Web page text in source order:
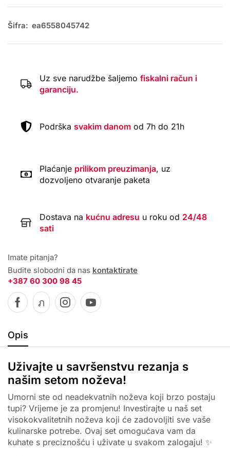
Šifra: ea6558045742
Uz sve narudžbe šaljemo fiskalni račun i
garanciju.
Podrška svakim danom od 7h do 21h
Plaćanje prilikom preuzimanja, uz
dozvoljeno otvaranje paketa
Dostava na kućnu adresu u roku od 24/48
sati
Imate pitanja?
Budite slobodni da nas kontaktirate
+387 60 300 98 45
Opis
Uživajte u savršenstvu rezanja s
našim setom noževa!
Umorni ste od neadekvatnih noževa koji brzo postaju
tupi? Vrijeme je za promjenu! Investirajte u naš set
visokokvalitetnih noževa koji će zadovoljiti sve vaše
kulinarske potrebe. Ovaj set omogućava vam da
kuhate s preciznošću i uživate u svakom zalogaju! ✨